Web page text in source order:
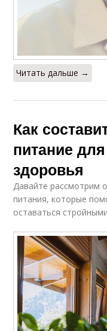
Читать дальше →
Как
питание
здоровья
Давайте рассмотрим
питания, которые
оставаться